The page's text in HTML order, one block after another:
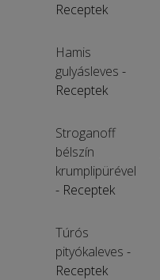
Receptek
Hamis
gulyásleves -
Receptek
Stroganoff
bélszín
krumplipürével
- Receptek
Túrós
pityókaleves -
Receptek